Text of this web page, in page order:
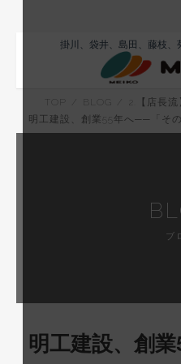
テ
ツ
ゲ
シ
掛川、袋井、島田、藤枝
TOP BLOG
2.【店長流
明工建設、創業55年へ──「そ
ブ
明工建設、創